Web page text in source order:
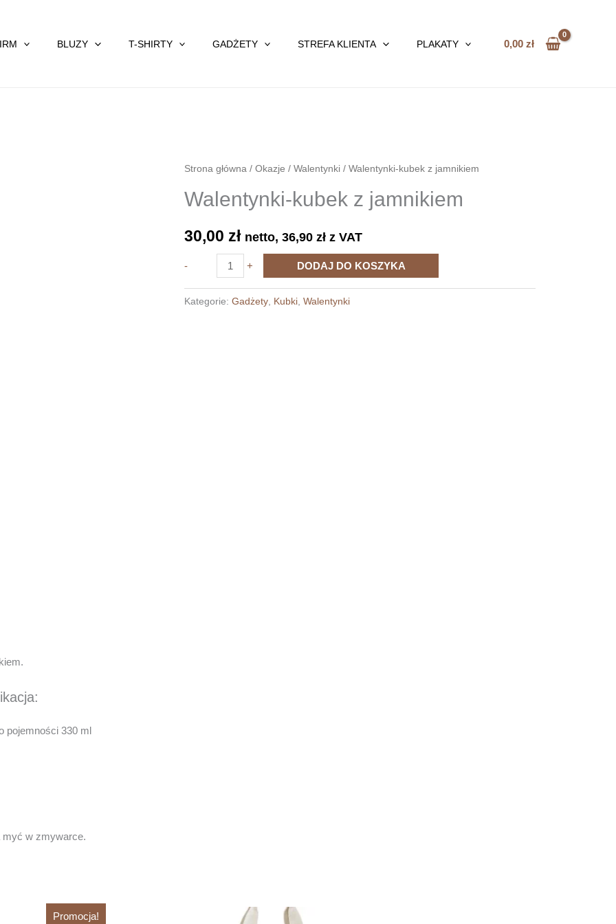
BLUZY T-SHIRTY GADŻETY STREFA KLIENTA PLAKATY 0,00zł
Strona główna /Okazje /Walentynki / Walentynki-kubek z jamnikiem
Walentynki-kubek z jamnikiem
30,00 zł netto,36,90zł z VAT
-
Walentynki-
kubek
+ DODAJ DO KOSZYKA
Kategorie:Gadżety, Kubki,Walentynki
pojemności 330 ml
myć w zmywarce.
Promocja!